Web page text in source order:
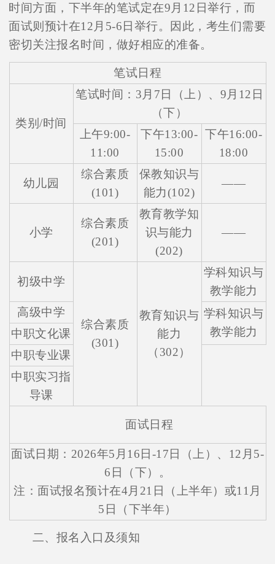
时间方面，下半年的笔试定在9月12日举行，而
面试则预计在12月5-6日举行。因此，考生们需要
密切关注报名时间，做好相应的准备。
笔试日程
类别/时间
笔试时间：3月7日（上）、9月12日
（下）
上午9:00-
11:00
下午13:00-
15:00
下午16:00-
18:00
幼儿园
综合素质
(101)
保教知识与
能力(102)
——
小学
综合素质
(201)
教育教学知
识与能力
(202)
——
初级中学
综合素质
(301)
教育知识与
能力
（302）
学科知识与
教学能力
高级中学
学科知识与
教学能力
中职文化课
中职专业课
中职实习指
导课
面试日程
面试日期：2026年5月16日-17日（上）、12月5-
6日（下）。
注：面试报名预计在4月21日（上半年）或11月
5日（下半年）
二、报名入口及须知